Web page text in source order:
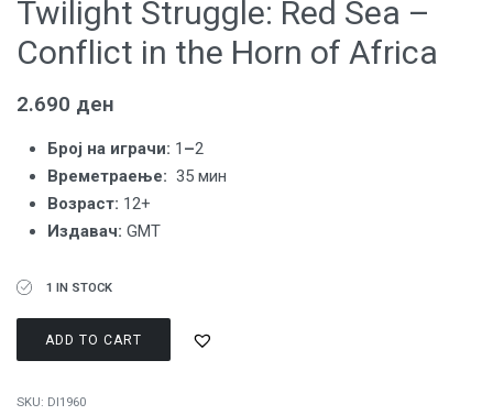
Twilight Struggle: Red Sea –
Conflict in the Horn of Africa
2.690 ден
Број на играчи: 1 –2
Времетраење: 35 мин
Вoзраст: 12+
Издавач:GMT
1 IN STOCK
ADD TO CART
SKU: DI1960